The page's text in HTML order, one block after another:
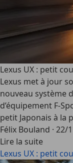
Lexus UX : petit
Lexus met à jour
nouveau système
d’équipement F-
petit Japonais à la
Félix Bouland · 22/
Lire la suite
Lexus UX : petit